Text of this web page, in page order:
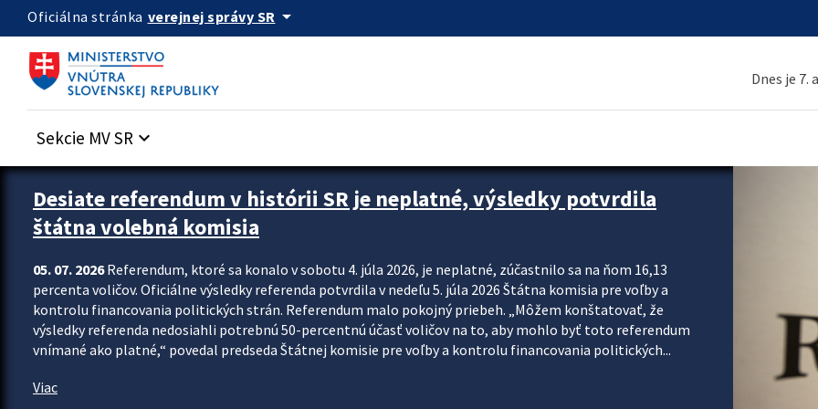
Preskocit na hlavný obsah
Oficiálna stránka verejnej správy SR arrow_drop_down
Dnes je 7.
Sekcie MV SR keyboard_arrow_down
Zastavit automatický posun upútavok
Desiate referendum v histórii SR je neplatné, výsledky potvrdila
štátna volebná komisia
05. 07. 2026Referendum, ktoré sa konalo v sobotu 4. júla 2026, je neplatné, zúčastnilo sa na ňom 16,13
percenta voličov. Oficiálne výsledky referenda potvrdila v nedeľu 5. júla 2026 Štátna komisia pre voľby a
kontrolu financovania politických strán. Referendum malo pokojný priebeh. „Môžem konštatovať, že
výsledky referenda nedosiahli potrebnú 50-percentnú účasť voličov na to, aby mohlo byť toto referendum
vnímané ako platné,“ povedal predseda Štátnej komisie pre voľby a kontrolu financovania politických...
Viac